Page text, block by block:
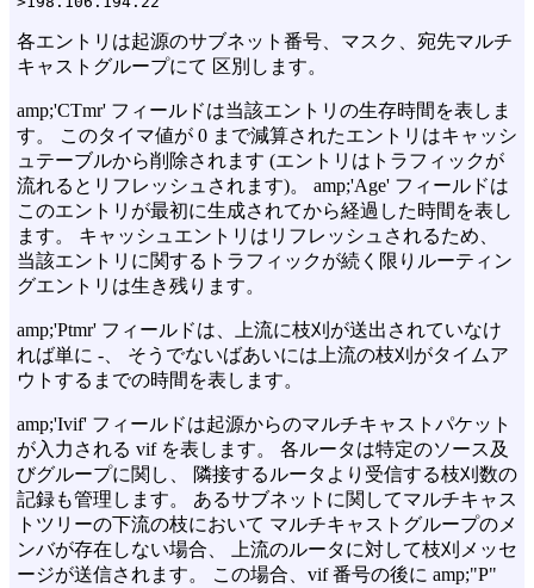
各エントリは起源のサブネット番号、マスク、宛先マルチ
キャストグループにて 区別します。
amp;'CTmr' フィールドは当該エントリの生存時間を表しま
す。 このタイマ値が 0 まで減算されたエントリはキャッシ
ュテーブルから削除されます (エントリはトラフィックが
流れるとリフレッシュされます)。 amp;'Age' フィールドは
このエントリが最初に生成されてから経過した時間を表し
ます。 キャッシュエントリはリフレッシュされるため、
当該エントリに関するトラフィックが続く限りルーティン
グエントリは生き残ります。
amp;'Ptmr' フィールドは、上流に枝刈が送出されていなけ
れば単に -、 そうでないばあいには上流の枝刈がタイムア
ウトするまでの時間を表します。
amp;'Ivif' フィールドは起源からのマルチキャストパケット
が入力される vif を表します。 各ルータは特定のソース及
びグループに関し、 隣接するルータより受信する枝刈数の
記録も管理します。 あるサブネットに関してマルチキャス
トツリーの下流の枝において マルチキャストグループのメ
ンバが存在しない場合、 上流のルータに対して枝刈メッセ
ージが送信されます。 この場合、vif 番号の後に amp;"P"